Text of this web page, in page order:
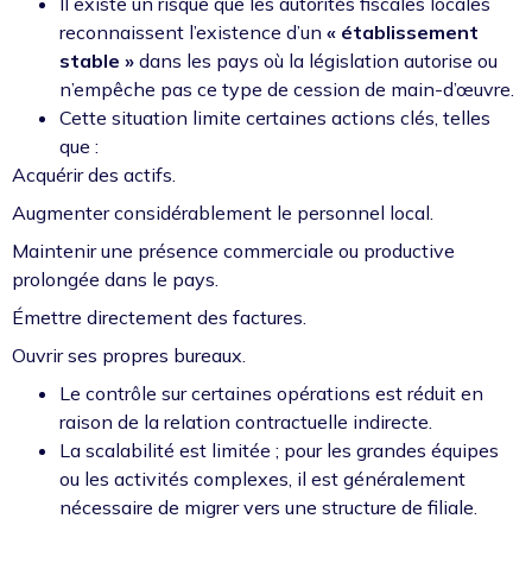
reconnaissent l’existence d’un « établissement
stable » dans les pays où la législation autorise ou
n’empêche pas ce type de cession de main-d’œuvre.
Cette situation limite certaines actions clés, telles
que :
Acquérir des actifs.
Augmenter considérablement le personnel local.
Maintenir une présence commerciale ou productive
prolongée dans le pays.
Émettre directement des factures.
Ouvrir ses propres bureaux.
Le contrôle sur certaines opérations est réduit en
raison de la relation contractuelle indirecte.
La scalabilité est limitée ; pour les grandes équipes
ou les activités complexes, il est généralement
nécessaire de migrer vers une structure de filiale.